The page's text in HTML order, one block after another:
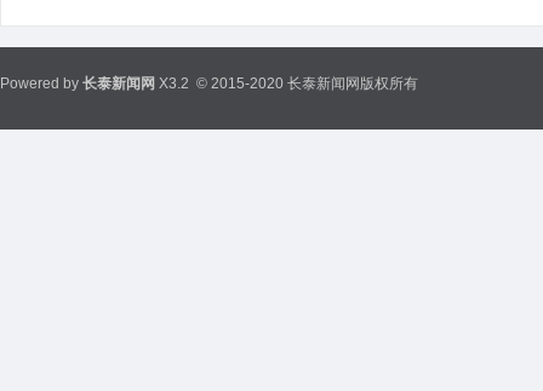
Powered by 长泰新闻网 X3.2 © 2015-2020 长泰新闻网版权所有